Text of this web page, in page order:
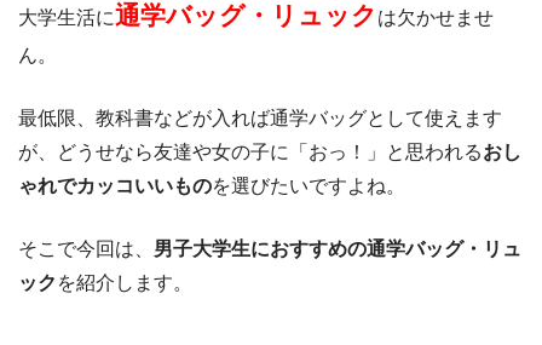
大学生活に通学バッグ・リュック は欠かせませ
ん。
最低限、教科書などが入れば通学バッグとして使えます
が、どうせなら友達や女の子に「おっ！」と思われるおし
ゃれでカッコいいものを選びたいですよね。
そこで今回は、 男子大学生におすすめの通学バッグ・リュ
ック を紹介します。